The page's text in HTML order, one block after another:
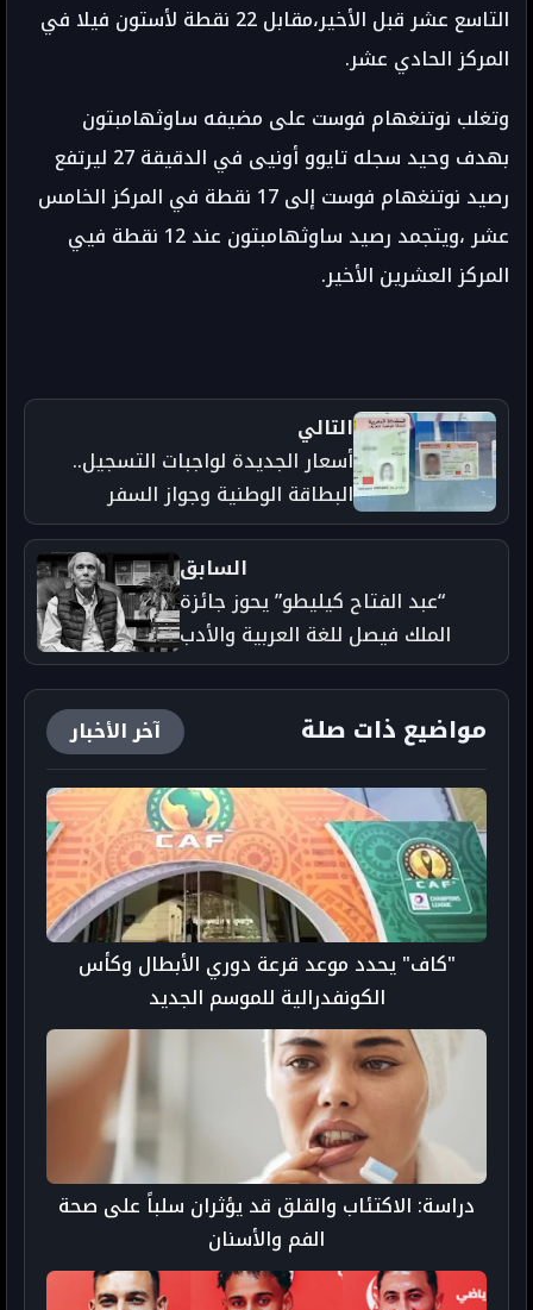
التاسع عشر قبل الأخير،مقابل 22 نقطة لأستون فيلا في
المركز الحادي عشر.
وتغلب نوتنغهام فوست على مضيفه ساوثهامبتون
بهدف وحيد سجله تايوو أونيى في الدقيقة 27 ليرتفع
رصيد نوتنغهام فوست إلى 17 نقطة في المركز الخامس
عشر ،ويتجمد رصيد ساوثهامبتون عند 12 نقطة فيي
المركز العشرين الأخير.
التالي
أسعار الجديدة لواجبات التسجيل..
البطاقة الوطنية وجواز السفر
والسجل العدلي
السابق
“عبد الفتاح كيليطو” يحوز جائزة
الملك فيصل للغة العربية والأدب
مواضيع ذات صلة آخر الأخبار
"كاف" يحدد موعد قرعة دوري الأبطال وكأس
الكونفدرالية للموسم الجديد
دراسة: الاكتئاب والقلق قد يؤثران سلباً على صحة
الفم والأسنان